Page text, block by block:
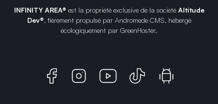
INFINITY AREA® est la propriété exclusive de la société Altitude
Dev®, fièrement propulsé par Andromede CMS, hébergé
écologiquement par GreenHoster.